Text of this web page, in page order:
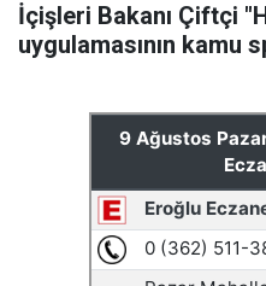
İçişleri Bakanı Çiftçi
uygulamasının kamu